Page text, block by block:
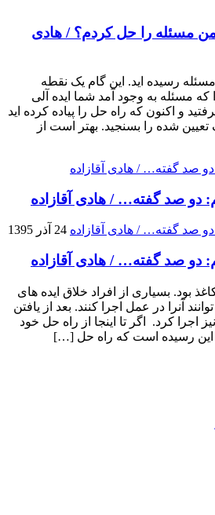
مسئله را حل کردم؟ / هادی
رسیده اید. این گام یک نقطه
که مسئله به وجود آمد شما ایده آلی
و اکنون که راه حل را پیاده کرده اید
تعیین شده را بسنجید. بهتر است از
دو صد گفته… / هادی آقازاده
24 آذر 1395
دو صد گفته… / هادی آقازاده
بود. بسیاری از افراد خلاق ایده های
آنرا در عمل اجرا کنند. بعد از یافتن
اجرا کرد. اگر تا اینجا از راه حل خود
این رسیده است که راه حل […]